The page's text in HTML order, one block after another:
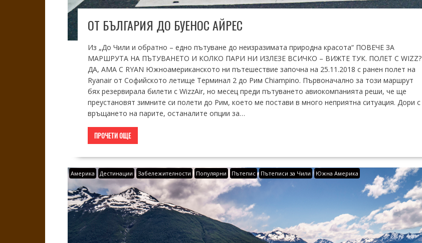
ОТ БЪЛГАРИЯ ДО БУЕНОС АЙРЕС
Из „До Чили и обратно – едно пътуване до неизразимата природна красота“ ПОВЕЧЕ ЗА
МАРШРУТА НА ПЪТУВАНЕТО И КОЛКО ПАРИ НИ ИЗЛЕЗЕ ВСИЧКО – ВИЖТЕ ТУК. ПОЛЕТ С WIZZ?
ДА, АМА С RYAN Южноамериканското ни пътешествие започна на 25.11.2018 с ранен полет на
Ryanair от Софийското летище Терминал 2 до Рим Chiampino. Първоначално за този маршрут
бях резервирала билети с WizzAir, но месец преди пътуването авиокомпанията реши, че ще
преустановят зимните си полети до Рим, което ме постави в много неприятна ситуация. Дори с
връщането на парите, останалите опции за…
ПРОЧЕТИ ОЩЕ
Америка Дестинации Забележителности Популярни Пътепис Пътеписи за Чили Южна Америка